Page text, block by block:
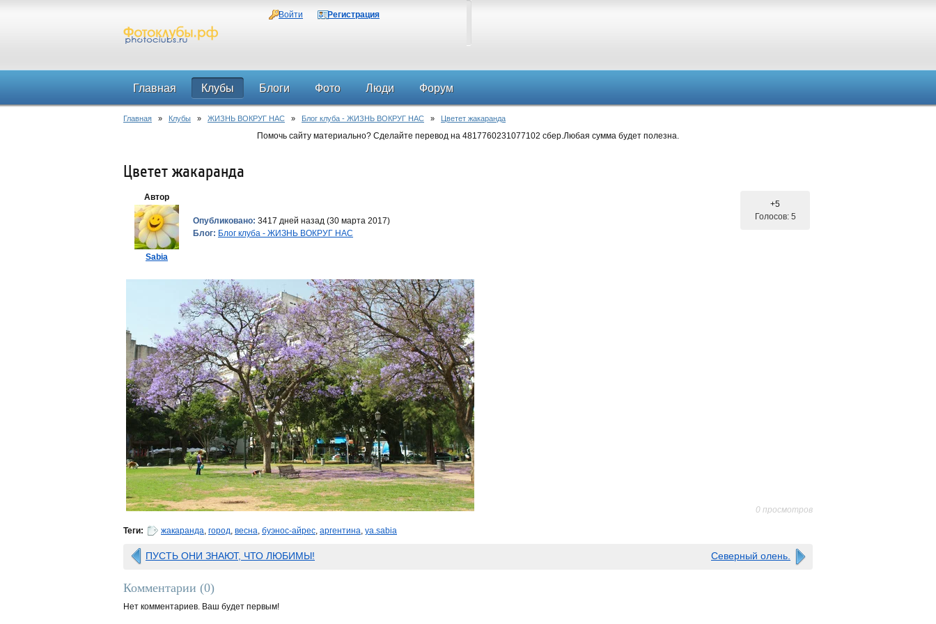
Войти Регистрация
Главная Клубы Блоги Фото Люди Форум
Главная » Клубы » ЖИЗНЬ ВОКРУГ НАС » Блог клуба - ЖИЗНЬ ВОКРУГ НАС » Цветет жакаранда
Помочь сайту материально? Сделайте перевод на 4817760231077102 сбер.Любая сумма будет полезна.
Цветет жакаранда
Автор
Sabia
Опубликовано: 3417 дней назад (30 марта 2017)
Блог: Блог клуба - ЖИЗНЬ ВОКРУГ НАС
+5
Голосов: 5
0 просмотров
Теги: жакаранда, город, весна, буэнос-айрес, аргентина, ya.sabia
ПУСТЬ ОНИ ЗНАЮТ, ЧТО ЛЮБИМЫ! Северный олень.
Комментарии (0)
Нет комментариев. Ваш будет первым!